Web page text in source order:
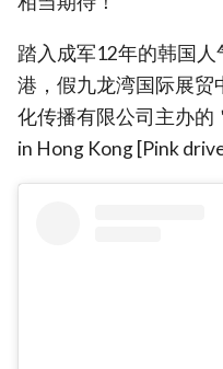
踏入成军12年的韩国
港，假九龙湾国际展贸
化传播有限公司主办的
in Hong Kong [Pink